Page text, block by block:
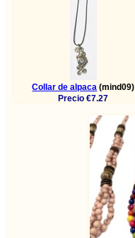
Collar de alpaca (mind09)
Precio €7.27